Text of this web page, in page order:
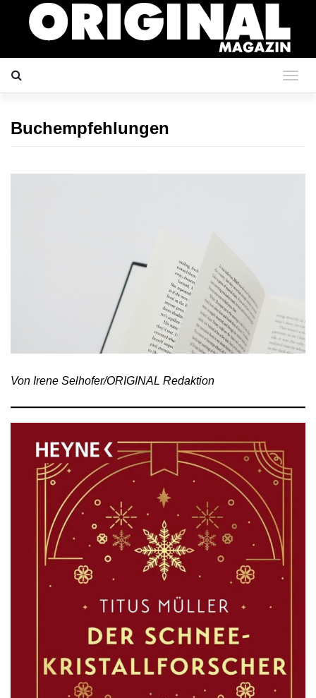
Buchempfehlungen
Von Irene Selhofer/ORIGINAL Redaktion